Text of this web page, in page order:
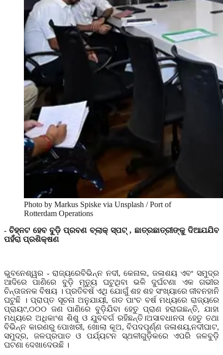
Photo by Markus Spiske via Unsplash / Port of
Rotterdam Operations
- ଚିହ୍ନଟ ହେବ ବୁଡ଼ି ପ୍ରବଣ ବ୍ଲାକ୍ ସ୍ପଟ୍, ଛାତ୍ରଛାତ୍ରୀଙ୍କୁ ଦିଆଯଯିବ
ପହଁରା ପ୍ରଶିକ୍ଷଣ
ଭୁବନେଶ୍ୱର - ରାଜ୍ୟରେବିଭିନ୍ନ ନଦୀ,କେନାଲ, ଜଳାଶୟ ଏବଂ ସମୁଦ୍ର
ଆଦିରେ ପାଣିରେ ବୁଡ଼ି ମୃତ୍ୟୁ ଘଟୁଥିବା ଭଳି ଦୁର୍ଘଟଣା ଏକ ଗଭୀର
ଚିନ୍ତାଜନକ ବିଷୟ । ପ୍ରତିବର୍ଷ ଏଥି ଯୋଗୁଁ ଶହ ଶହ ସଂଖ୍ୟାରେ ଜୀବନହାନି
ଘଟୁଛି । ପ୍ରାପ୍ତ ସୂଚନା ଅନୁଯାୟୀ, ଗତ ପାଂଚ ବର୍ଷ ମଧ୍ୟରେ ରାଜ୍ୟରେ
ପ୍ରାୟ୯,୦୦୦ ଜଣ ପାଣିରେ ବୁଡ଼ିଯିବା ହେତୁ ପ୍ରାଣ ହରାଇଛନ୍ତି,ଯାହା
ମଧ୍ୟରେ ଅଧିକାଂଶ ଶିଶୁ ଓ ଯୁବବର୍ଗ ରହିଛନ୍ତି।ଅସାବଧାନତା ହେତୁ ତଥା
ବିଭିନ୍ନ କାରଣରୁ ପୋଖରୀ,ଖୋଲା କୂଅ,ବିପଦପୂର୍ଣ୍ଣ ଜଳାଶୟ,ନଦୀଘାଟ,
ସମୁଦ୍ର, ଜଳପ୍ରପାତ ଓ ପର୍ଯ୍ୟଟନ ସ୍ଥଳୀଗୁଡ଼ିକରେ ଏପରି ଜଳବୁଡ଼ି
ଘଟଣା ଦେଖାଦେଉଛି ।